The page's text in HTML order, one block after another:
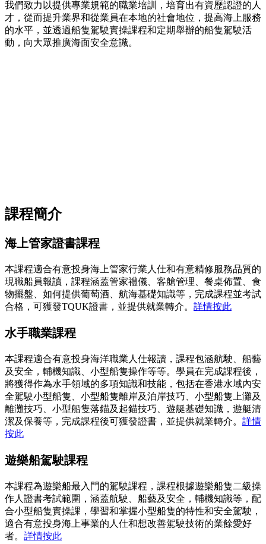
我們致力以提供專業規範的職業培訓，培育出有資歷認證的人
才，從而提升業界和從業員在本地的社會地位，提高海上服務
的水平，並透過船隻駕駛實操課程和定期舉辦的船隻駕駛活
動，向大眾推廣海面安全意識。
課程簡介
海上管家證書課程
本課程適合有意投身海上管家行業人仕和有意精修服務品質的
現職船員報讀，課程涵蓋管家禮儀、客艙管理、餐桌佈置、食
物擺盤、如何提供葡萄酒、航海基礎知識等，完成課程並考試
合格，可獲發TQUK證書，並提供就業轉介。 詳情按此
水手職業課程
本課程適合有意投身海洋職業人仕報讀，課程包涵航駛、船藝
及安全，輔機知識、小型船隻操作等等。學員在完成課程後，
將獲得作為水手領域的多項知識和技能，包括在香港水域內安
全駕駛小型船隻、小型船隻離岸及泊岸技巧、小型船隻上灘及
離灘技巧、小型船隻落錨及起錨技巧、遊艇基礎知識，遊艇清
潔及保養等，完成課程後可獲發證書，並提供就業轉介。 詳情
按此
遊樂船駕駛課程
本課程為遊樂船最入門的駕駛課程，課程根據遊樂船隻二級操
作人證書考試範圍，涵蓋航駛、船藝及安全，輔機知識等，配
合小型船隻實操課，學習和掌握小型船隻的特性和安全駕駛，
適合有意投身海上事業的人仕和想改善駕駛技術的業餘愛好
者。 詳情按此